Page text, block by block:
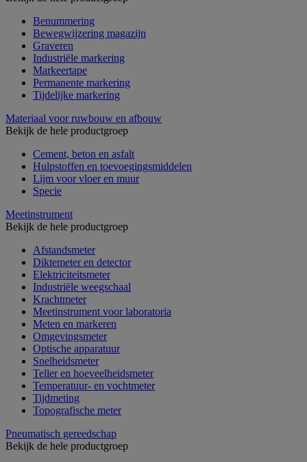
Benummering
Bewegwijzering magazijn
Graveren
Industriële markering
Markeertape
Permanente markering
Tijdelijke markering
Materiaal voor ruwbouw en afbouw
Bekijk de hele productgroep
Cement, beton en asfalt
Hulpstoffen en toevoegingsmiddelen
Lijm voor vloer en muur
Specie
Meetinstrument
Bekijk de hele productgroep
Afstandsmeter
Diktemeter en detector
Elektriciteitsmeter
Industriële weegschaal
Krachtmeter
Meetinstrument voor laboratoria
Meten en markeren
Omgevingsmeter
Optische apparatuur
Snelheidsmeter
Teller en hoeveelheidsmeter
Temperatuur- en vochtmeter
Tijdmeting
Topografische meter
Pneumatisch gereedschap
Bekijk de hele productgroep